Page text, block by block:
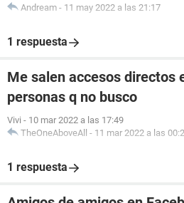
Andream - 11 may 2022 a las 21:17
1 respuesta
Me salen accesos directos
personas q no busco
Vivi - 10 mar 2022 a las 17:49
TheOneAboveAll - 11 mar 2022 a las
1 respuesta